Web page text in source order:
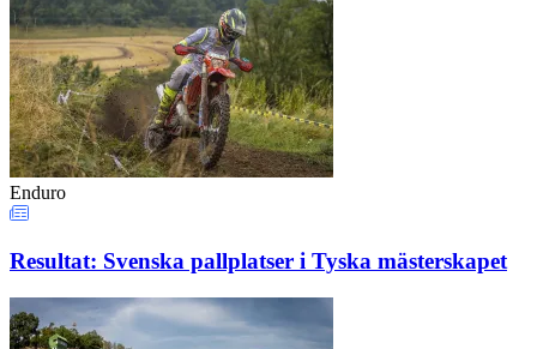
Enduro
Resultat: Svenska pallplatser i Tyska mästerskapet